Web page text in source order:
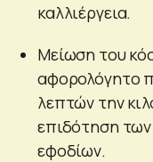
καλλιέργεια.
Μείωση του
αφορολόγητο
λεπτών την
επιδότηση
εφοδίων.